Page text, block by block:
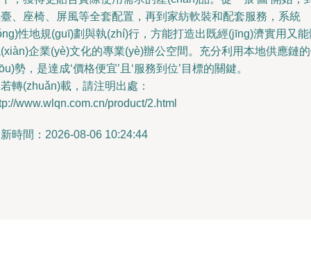
、座椅、屏風等全套配置，再到家紡軟裝和配套服務，系統
性地規(guī)劃與執(zhí)行，方能打造出既經(jīng)濟實用又能
企業(yè)文化的專業(yè)辦公空間。充分利用本地供應鏈
勢，是達成‘價格便宜’且‘服務到位’目標的關鍵。
轉(zhuǎn)載，請注明出處：
www.wlqn.com.cn/product/2.html
時間：2026-08-06 10:24:44